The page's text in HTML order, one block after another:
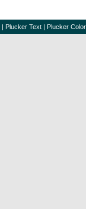
| Plucker Text | Plucker Color